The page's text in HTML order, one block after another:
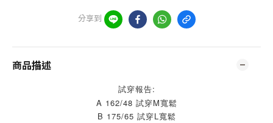
分享到
商品描述
試穿報告:
A 162/48 試穿M寬鬆
B 175/65 試穿L寬鬆